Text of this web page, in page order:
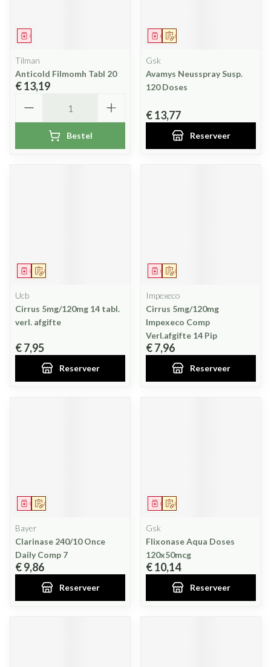
Geneesmiddel
Tilman
Anticold Filmomh Tabl 20
€ 13,19
Bestel
Op voorschrift
Geneesmiddel
Gsk
Avamys Neusspray Susp.
120 Doses
€ 13,77
Reserveer
Op voorschrift
Geneesmiddel
Ucb
Cirrus 5mg/120mg 14 tabl.
verl. afgifte
€ 7,95
Reserveer
Op voorschrift
Geneesmiddel
Impexeco
Cirrus 5mg/120mg
Impexeco Comp
Verl.afgifte 14 Pip
€ 7,96
Reserveer
Op voorschrift
Geneesmiddel
Bayer
Clarinase 240/10 Once
Daily Comp 7
€ 9,86
Reserveer
Op voorschrift
Geneesmiddel
Gsk
Flixonase Aqua Doses
120x50mcg
€ 10,14
Reserveer